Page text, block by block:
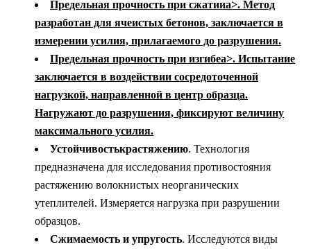
Предельная прочность при сжатииa>. Метод
разработан для ячеистых бетонов, заключается в
измерении усилия, прилагаемого до разрушения.
Предельная прочность при изгибеa>. Испытание
заключается в воздействии сосредоточенной
нагрузкой, направленной в центр образца.
Нагружают до разрушения, фиксируют величину
максимального усилия.
Устойчивостькрастяжению. Технология
предназначена для исследования противостояния
растяжению волокнистых неорганических
утеплителей. Измеряется нагрузка при разрушении
образцов.
Сжимаемость и упругость. Исследуются виды